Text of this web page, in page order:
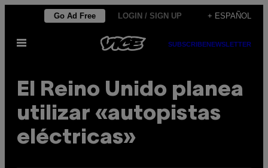
contenido
Go Ad Free LOGIN / SIGN UP + ESPAÑOL
Abrir
SUBSCRIBENEWSLETTER
El Reino Unido planea
utilizar «autopistas
eléctricas»